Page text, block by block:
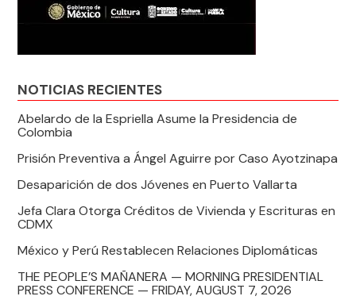
NOTICIAS RECIENTES
Abelardo de la Espriella Asume la Presidencia de
Colombia
Prisión Preventiva a Ángel Aguirre por Caso Ayotzinapa
Desaparición de dos Jóvenes en Puerto Vallarta
Jefa Clara Otorga Créditos de Vivienda y Escrituras en
CDMX
México y Perú Restablecen Relaciones Diplomáticas
THE PEOPLE’S MAÑANERA — MORNING PRESIDENTIAL
PRESS CONFERENCE — FRIDAY, AUGUST 7, 2026